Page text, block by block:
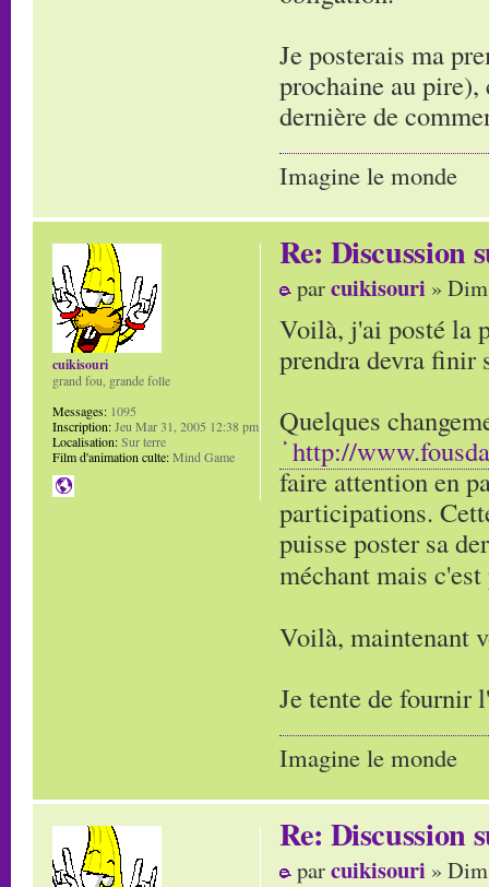
Je posterais ma
prochaine au
dernière de
Imagine le monde
Re: Discussion
parcuikisouri »
Voilà, j'ai posté la
prendra devra finir
Quelques
http://
faire attention en
participations.
puisse poster sa
méchant mais
Voilà, maintenant
Je tente de fournir
Imagine le monde
cuikisouri
grand fou, grande folle
Messages: 1095
Inscription:Jeu Mar 31, 2005 12:38 pm
Localisation:Sur terre
Film d'animation culte:Mind Game
Re: Discussion
parcuikisouri »